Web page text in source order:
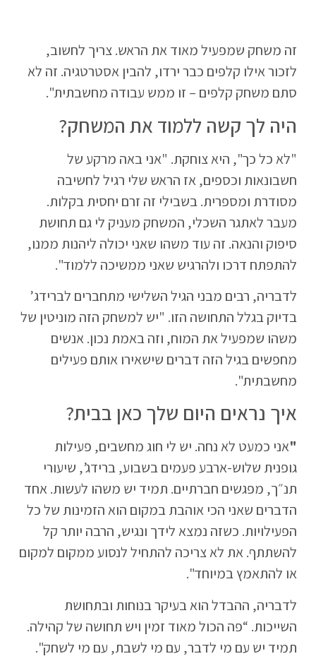
זה משחק שמפעיל מאוד את הראש. צריך לחשוב,
לזכור אילו קלפים כבר ירדו, להבין אסטרטגיה. זה לא
סתם משחק קלפים – זו ממש עבודה מחשבתית".
היה לך קשה ללמוד את המשחק?
"לא כל כך", היא צוחקת. "אני באה מרקע של
חשבונאות וכספים, אז הראש שלי רגיל לחשיבה
מסודרת ומספרית. בשבילי זה זרם יחסית בקלות.
מעבר לאתגר השכלי, המשחק מעניק לי גם תחושת
סיפוק והנאה. זה עוד משהו שאני יכולה ליהנות ממנו,
להתפתח דרכו ולהרגיש שאני ממשיכה ללמוד".
לדבריה, רבים מבני הגיל השלישי מתחברים לברידג’
בדיוק בגלל התחושה הזו. "יש למשחק הזה מוניטין של
משהו שמפעיל את המוח, וזה באמת נכון. אנשים
מחפשים בגיל הזה דברים שישאירו אותם פעילים
מחשבתית".
איך נראים היום שלך כאן בבית?
"אני כמעט לא נחה. יש לי חוג מחשבים, פעילות
גופנית שלוש-ארבע פעמים בשבוע, ברידג’, שיעורי
תנ״ך, מפגשים חברתיים. תמיד יש משהו לעשות. אחד
הדברים שאני הכי אוהבת במקום הוא הזמינות של כל
הפעילויות. כשזה נמצא לידך ונגיש, הרבה יותר קל
להשתתף. את לא צריכה להתחיל לנסוע ממקום למקום
או להתאמץ במיוחד".
לדבריה, ההבדל הוא בעיקר בנוחות ובתחושת
השייכות. “פה הכול מאוד זמין ויש תחושה של קהילה.
תמיד יש עם מי לדבר, עם מי לשבת, עם מי לשחק".